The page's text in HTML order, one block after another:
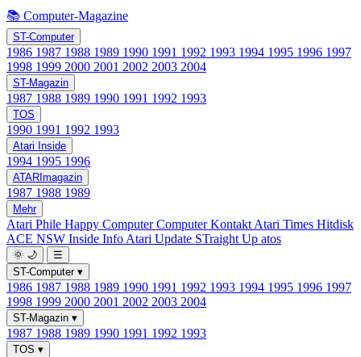
📚 Computer-Magazine
ST-Computer
1986 1987 1988 1989 1990 1991 1992 1993 1994 1995 1996 1997
1998 1999 2000 2001 2002 2003 2004
ST-Magazin
1987 1988 1989 1990 1991 1992 1993
TOS
1990 1991 1992 1993
Atari Inside
1994 1995 1996
ATARImagazin
1987 1988 1989
Mehr
Atari Phile Happy ComputerComputer Kontakt Atari Times Hitdisk
ACE NSW Inside Info Atari Update STraight Up atos
🌞 🌙
☰
ST-Computer ▾
1986 1987 1988 1989 1990 1991 1992 1993 1994 1995 1996 1997
1998 1999 2000 2001 2002 2003 2004
ST-Magazin ▾
1987 1988 1989 1990 1991 1992 1993
TOS ▾